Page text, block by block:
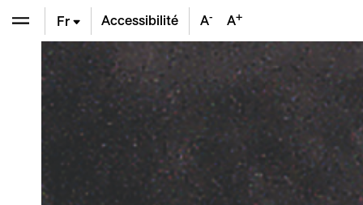
Fr Accessibilité A- A+